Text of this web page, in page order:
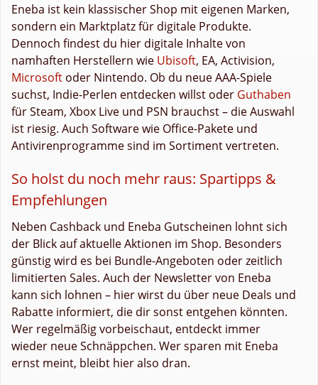
Eneba ist kein klassischer Shop mit eigenen Marken,
sondern ein Marktplatz für digitale Produkte.
Dennoch findest du hier digitale Inhalte von
namhaften Herstellern wie Ubisoft, EA, Activision,
Microsoft oder Nintendo. Ob du neue AAA-Spiele
suchst, Indie-Perlen entdecken willst oder Guthaben
für Steam, Xbox Live und PSN brauchst – die Auswahl
ist riesig. Auch Software wie Office-Pakete und
Antivirenprogramme sind im Sortiment vertreten.
So holst du noch mehr raus: Spartipps &
Empfehlungen
Neben Cashback und Eneba Gutscheinen lohnt sich
der Blick auf aktuelle Aktionen im Shop. Besonders
günstig wird es bei Bundle-Angeboten oder zeitlich
limitierten Sales. Auch der Newsletter von Eneba
kann sich lohnen – hier wirst du über neue Deals und
Rabatte informiert, die dir sonst entgehen könnten.
Wer regelmäßig vorbeischaut, entdeckt immer
wieder neue Schnäppchen. Wer sparen mit Eneba
ernst meint, bleibt hier also dran.